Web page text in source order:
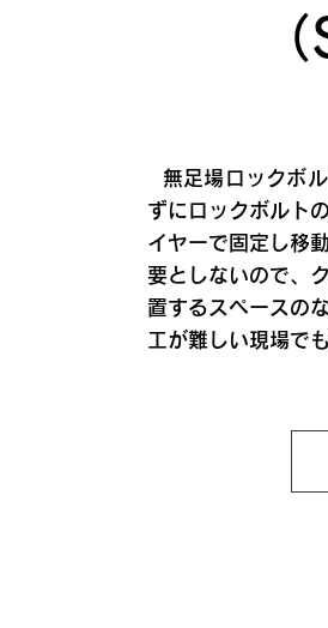
無足場ロックボ
ずにロックボルト
イヤーで固定し移
要としないので、
置するスペースの
工が難しい現場で